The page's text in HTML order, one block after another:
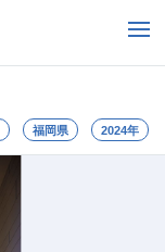
福岡県 2024年